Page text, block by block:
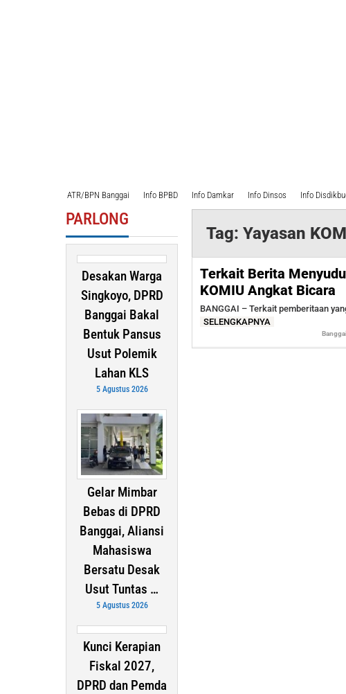
ATR/BPN Banggai Info BPBD Info Damkar Info Dinsos Info
PARLONG
Desakan Warga
Singkoyo, DPRD
Banggai Bakal
Bentuk Pansus
Usut Polemik
Lahan KLS
5 Agustus 2026
Gelar Mimbar
Bebas di DPRD
Banggai, Aliansi
Mahasiswa
Bersatu Desak
Usut Tuntas …
5 Agustus 2026
Kunci Kerapian
Fiskal 2027,
DPRD dan Pemda
Tag:Yayasan
Terkait Berita
KOMIU Angkat Bicara
BANGGAI – Terkait pemberitaan
SELENGKAPNYA
Banggai